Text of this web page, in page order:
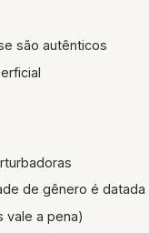
são autênticos
de gênero é datada
vale a pena)